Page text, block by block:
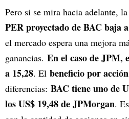
Pero si se mira hacia adelante,
PER proyectado de BAC baja
el mercado espera una mejora
ganancias. En el caso de JPM,
a 15,28. El beneficio por acción
diferencias: BAC tiene uno de
los US$ 19,48 de JPMorgan.